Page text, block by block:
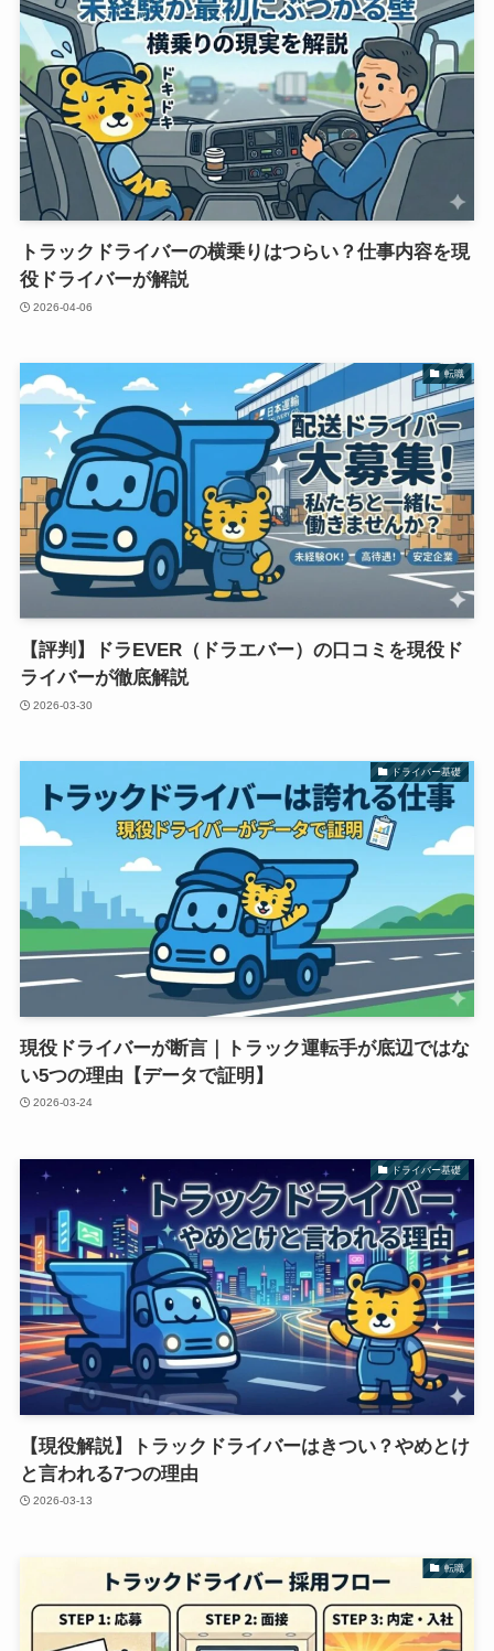
トラックドライバーの横乗りはつらい？仕事内容を現
役ドライバーが解説
2026-04-06
転職
【評判】ドラEVER（ドラエバー）の口コミを現役ド
ライバーが徹底解説
2026-03-30
ドライバー基礎
現役ドライバーが断言｜トラック運転手が底辺ではな
い5つの理由【データで証明】
2026-03-24
ドライバー基礎
【現役解説】トラックドライバーはきつい？やめとけ
と言われる7つの理由
2026-03-13
転職